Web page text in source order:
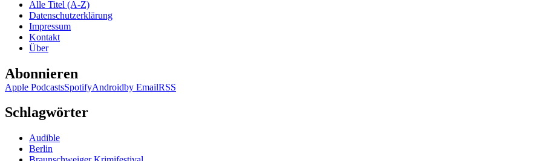
Alle Titel (A-Z)
Datenschutzerklärung
Impressum
Kontakt
Über
Abonnieren
Apple PodcastsSpotifyAndroidby EmailRSS
Schlagwörter
Audible
Berlin